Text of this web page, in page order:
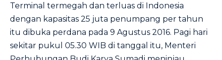
Terminal termegah dan terluas di Indonesia
dengan kapasitas 25 juta penumpang per tahun
itu dibuka perdana pada 9 Agustus 2016. Pagi hari
sekitar pukul 05.30 WIB di tanggal itu, Menteri